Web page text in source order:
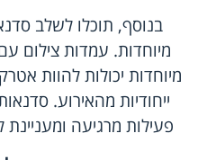
בנוסף, תוכלו לשלב
מיוחדות. עמדות צילום
מיוחדות יכולות להוות
ייחודיות מהאירוע.
פעילות מרגיעה